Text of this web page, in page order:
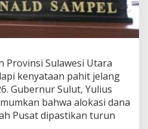
u
b
e
r
u
r
Y
S
K
:
T
Provinsi Sulawesi Utara
kenyataan pahit jelang
Gubernur Sulut, Yulius
bahwa alokasi dana
Pusat dipastikan turun